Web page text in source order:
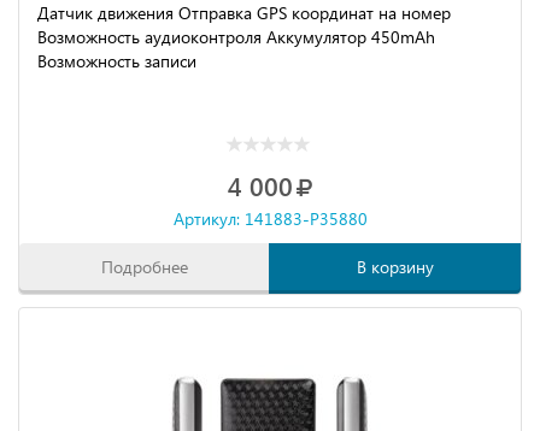
Датчик движения Отправка GPS координат на номер
Возможность аудиоконтроля Аккумулятор 450mAh
Возможность записи
4 000
Артикул: 141883-P35880
Подробнее В корзину